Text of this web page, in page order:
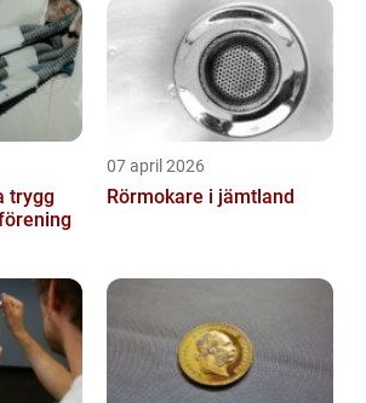
07 april 2026
Rörmokare i jämtland